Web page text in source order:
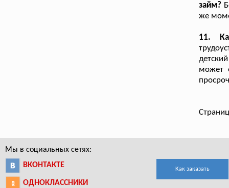
займ?
же
11.
может
Мы в социальных сетях:
ВКОНТАКТЕ
ОДНОКЛАССНИКИ
Как заказать